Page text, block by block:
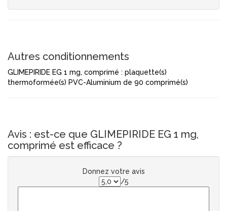
Autres conditionnements
GLIMEPIRIDE EG 1 mg, comprimé : plaquette(s)
thermoformée(s) PVC-Aluminium de 90 comprimé(s)
Avis : est-ce que GLIMEPIRIDE EG 1 mg,
comprimé est efficace ?
Donnez votre avis
/5